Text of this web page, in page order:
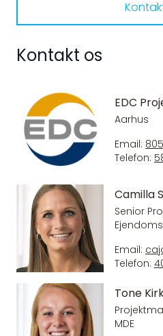
Kontakt os
EDC
Aarhus
Email:
Telefon:
Camilla
Senior
Email:
Telefon:
Tone
MDE